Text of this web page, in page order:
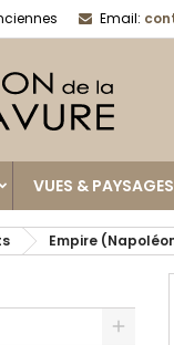
Email:
VUES & PAYSAGES
Empire